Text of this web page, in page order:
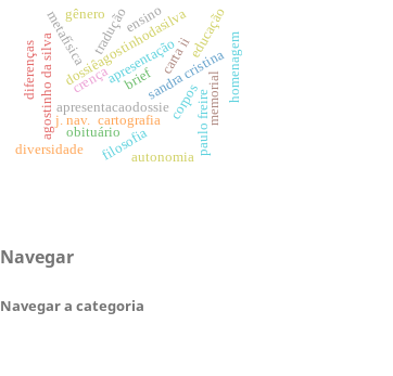
apresentação
dossiêagostinhodasilva
apresentacaodossie
tradução
brief
j. nav.
agostinho da silva carta ii
sandra cristina
obituário
homenagem
memorial
diferenças
corpos
filosofia
metafísica
paulo freire
educação
crença
cartografia
gênero
autonomia
ensino
diversidade
Navegar
Navegar a categoria